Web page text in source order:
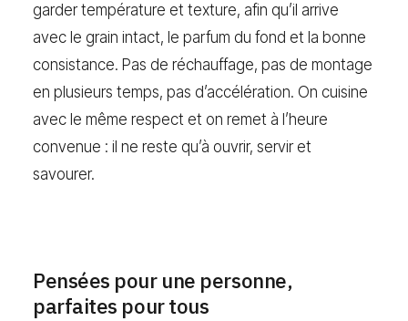
garder température et texture, afin qu’il arrive
avec le grain intact, le parfum du fond et la bonne
consistance. Pas de réchauffage, pas de montage
en plusieurs temps, pas d’accélération. On cuisine
avec le même respect et on remet à l’heure
convenue : il ne reste qu’à ouvrir, servir et
savourer.
Pensées pour une personne,
parfaites pour tous